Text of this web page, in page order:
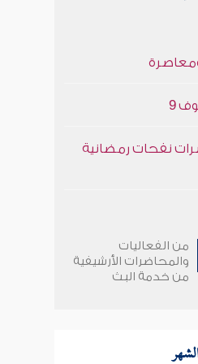
ومعاصرة
9
نفحات رمضانية
من الفعاليات
والمحاضرات الأرشيفية
من خدمة البث